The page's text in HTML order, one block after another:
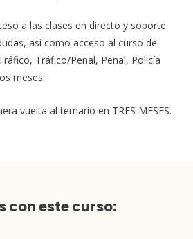
a las clases en directo y soporte
así como acceso al curso de
Tráfico/Penal, Penal, Policía
meses.
vuelta al temario en TRES MESES.
con este curso: